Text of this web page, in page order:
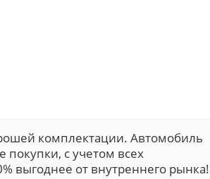
комплектации. Автомобиль
покупки, с учетом всех
выгоднее от внутреннего рынка!